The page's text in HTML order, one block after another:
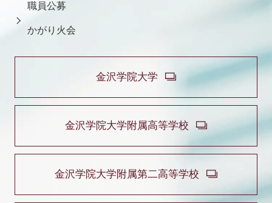
職員公募
かがり火会
金沢学院大学
金沢学院大学附属高等学校
金沢学院大学附属第二高等学校